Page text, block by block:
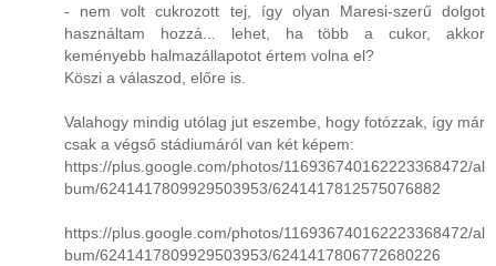
- nem volt cukrozott tej, így olyan Maresi-szerű dolgot
használtam hozzá... lehet, ha több a cukor, akkor
keményebb halmazállapotot értem volna el?
Köszi a válaszod, előre is.
Valahogy mindig utólag jut eszembe, hogy fotózzak, így már
csak a végső stádiumáról van két képem:
https://plus.google.com/photos/116936740162223368472/al
bum/6241417809929503953/6241417812575076882
https://plus.google.com/photos/116936740162223368472/al
bum/6241417809929503953/6241417806772680226